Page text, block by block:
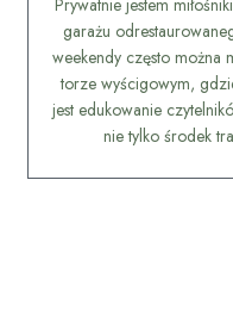
Prywatnie jestem
garażu
weekendy często można
torze wyścigowym,
jest edukowanie
nie tylko środek